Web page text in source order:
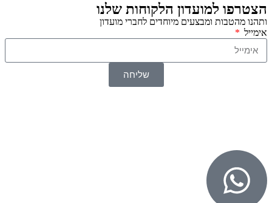
הצטרפו למועדון הלקוחות שלנו
ותהנו מהטבות ומבצעים מיוחדים לחברי מועדון
אימייל
שליחה